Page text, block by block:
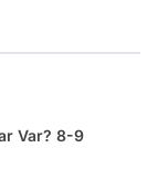
Var? 8-9